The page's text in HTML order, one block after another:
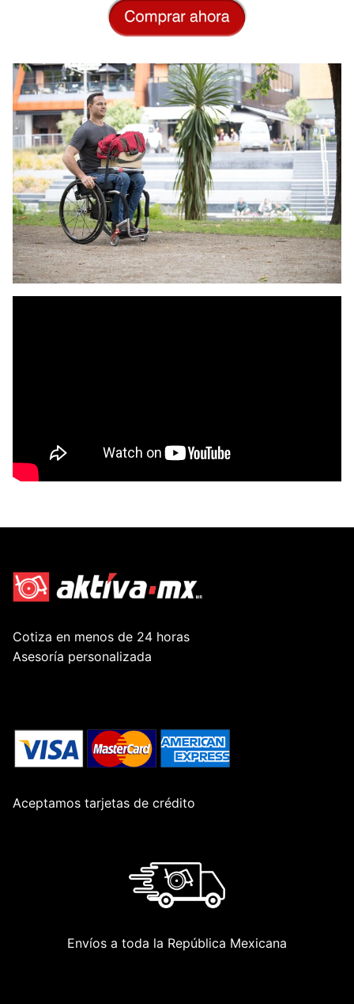
Cotiza en menos de 24 horas
Asesoría personalizada
Aceptamos tarjetas de crédito
Envíos a toda la República Mexicana